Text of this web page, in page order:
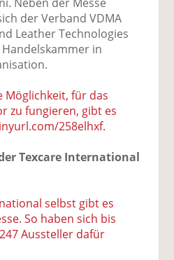
der Verband VDMA
Leather Technologies
in
Möglichkeit, für das
zu fungieren, gibt es
258elhxf.
Texcare International
selbst gibt es
So haben sich bis
Aussteller dafür